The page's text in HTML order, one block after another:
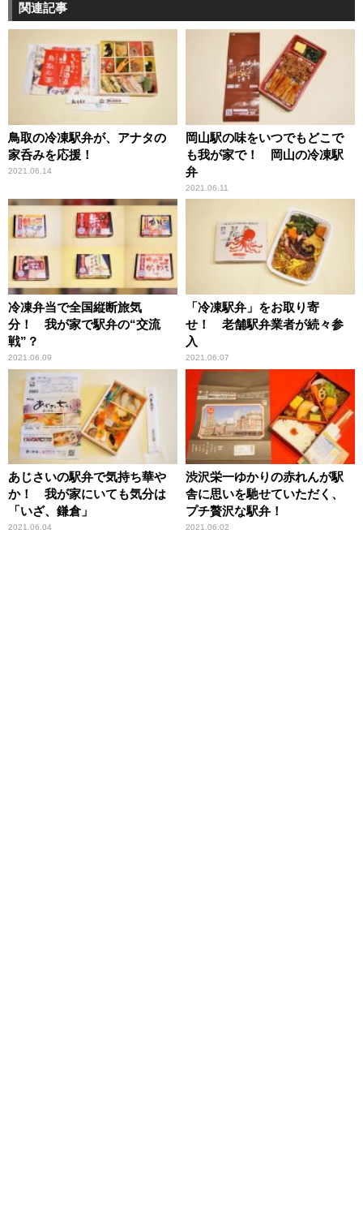
関連記事
鳥取の冷凍駅弁が、アナタの
家呑みを応援！
2021.06.14
岡山駅の味をいつでもどこで
も我が家で！ 岡山の冷凍駅
弁
2021.06.11
冷凍弁当で全国縦断旅気
分！ 我が家で駅弁の“交流
戦”？
2021.06.09
「冷凍駅弁」をお取り寄
せ！ 老舗駅弁業者が続々参
入
2021.06.07
あじさいの駅弁で気持ち華や
か！ 我が家にいても気分は
「いざ、鎌倉」
2021.06.04
渋沢栄一ゆかりの赤れんが駅
舎に思いを馳せていただく、
プチ贅沢な駅弁！
2021.06.02